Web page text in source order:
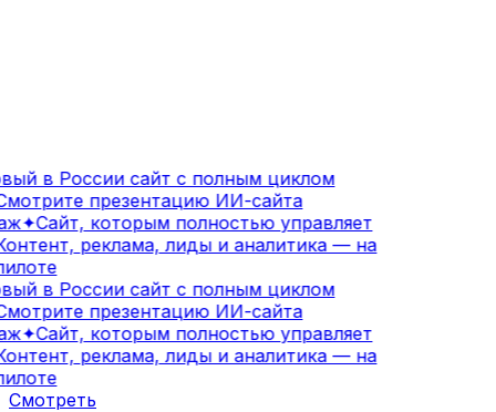
в России сайт с полным циклом
презентацию ИИ-сайта
✦Сайт, которым полностью управляет
реклама, лиды и аналитика — на
в России сайт с полным циклом
презентацию ИИ-сайта
✦Сайт, которым полностью управляет
реклама, лиды и аналитика — на
Смотреть